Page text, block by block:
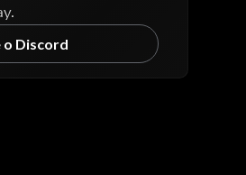
o Discord